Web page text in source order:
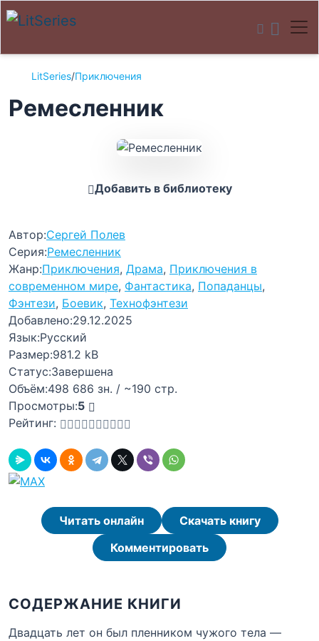
LitSeries/Приключения
Ремесленник
Добавить в библиотеку
Автор:Сергей Полев
Серия:Ремесленник
Жанр:Приключения, Драма, Приключения в
современном мире, Фантастика, Попаданцы,
Фэнтези, Боевик, Технофэнтези
Добавлено:29.12.2025
Язык:Русский
Размер:981.2 kB
Статус:Завершена
Объём:498 686 зн. / ~190 стр.
Просмотры:5
Рейтинг:
Читать онлайн
Скачать книгу
Комментировать
СОДЕРЖАНИЕ КНИГИ
Двадцать лет он был пленником чужого тела —